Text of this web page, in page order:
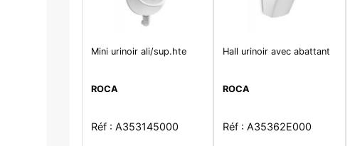
Mini urinoir ali/sup.hte
ROCA
Réf : A353145000
Hall urinoir avec abattant
ROCA
Réf : A35362E000